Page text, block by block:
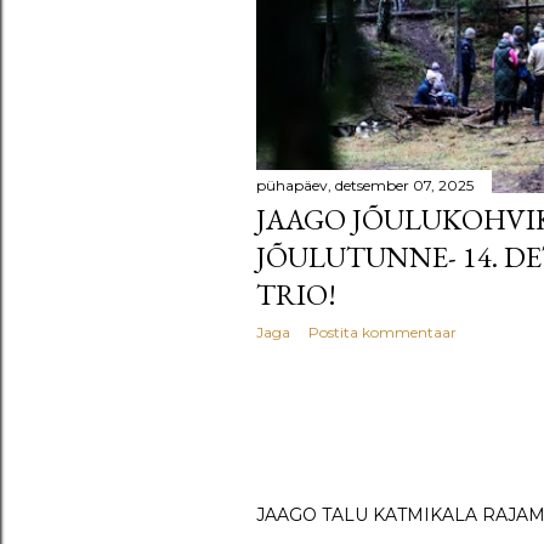
e
d
pühapäev, detsember 07, 2025
JAAGO
JÕULUTUNNE- 14.
TRIO!
Jaga Postita kommentaar
JAAGO TALU KATMIKALA